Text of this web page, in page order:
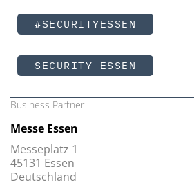
#SECURITYESSEN
SECURITY ESSEN
Business Partner
Messe Essen
Messeplatz 1
45131 Essen
Deutschland